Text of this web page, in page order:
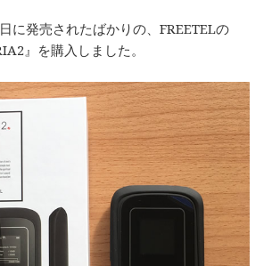
に発売されたばかりの、FREETELの
』を購入しました。